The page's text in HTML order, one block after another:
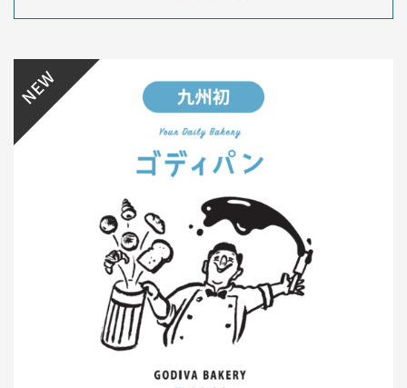
NEW